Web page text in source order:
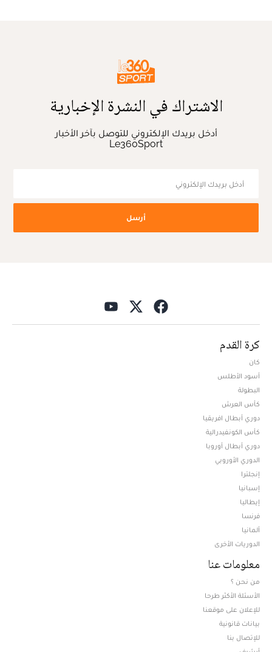
الاشتراك في النشرة الإخبارية
أدخل بريدك الإلكتروني للتوصل بآخر الأخبار
Le360Sport
أرسل
كرة القدم
كان
أسود الأطلس
البطولة
كأس العرش
دوري أبطال افريقيا
كأس الكونفيدرالية
دوري أبطال أوروبا
الدوري الأوروبي
إنجلترا
إسبانيا
إيطاليا
فرنسا
ألمانيا
الدوريات الأخرى
معلومات عنا
من نحن ؟
الأسئلة الأكثر طرحا
للإعلان على موقعنا
بيانات قانونية
للإتصال بنا